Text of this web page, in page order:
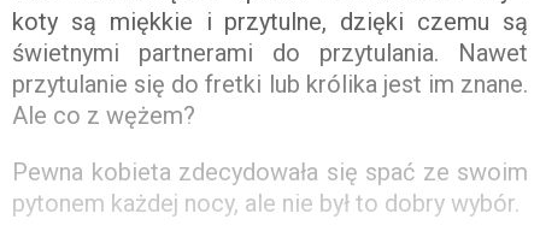
koty są miękkie i przytulne, dzięki czemu są
świetnymi partnerami do przytulania. Nawet
przytulanie się do fretki lub królika jest im znane.
Ale co z wężem?
Pewna kobieta zdecydowała się spać ze swoim
pytonem każdej nocy, ale nie był to dobry wybór.